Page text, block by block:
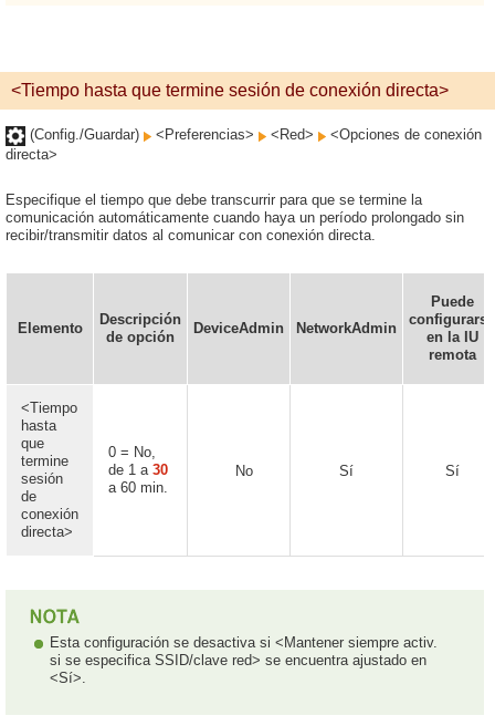
<Tiempo hasta que termine sesión de conexión directa>
(Config./Guardar) <Preferencias> <Red>
<Opciones de conexión
directa>
Especifique el tiempo que debe transcurrir para que se termine la
comunicación automáticamente cuando haya un período prolongado sin
recibir/transmitir datos al comunicar con conexión directa.
Elemento
Descripción
de opción
DeviceAdmin NetworkAdmin
Puede
configurarse
en la IU
remota
<Tiempo
hasta
que
termine
sesión
de
conexión
directa>
0 = No,
de 1 a 30
a 60 min.
No Sí Sí
Esta configuración se desactiva si <Mantener siempre activ.
si se especifica SSID/clave red> se encuentra ajustado en
<Sí>.